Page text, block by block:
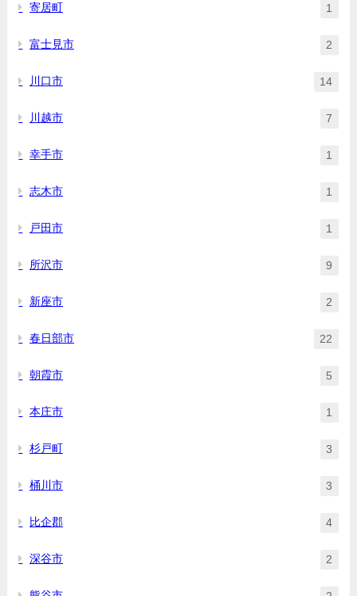
寄居町 1
富士見市 2
川口市 14
川越市 7
幸手市 1
志木市 1
戸田市 1
所沢市 9
新座市 2
春日部市 22
朝霞市 5
本庄市 1
杉戸町 3
桶川市 3
比企郡 4
深谷市 2